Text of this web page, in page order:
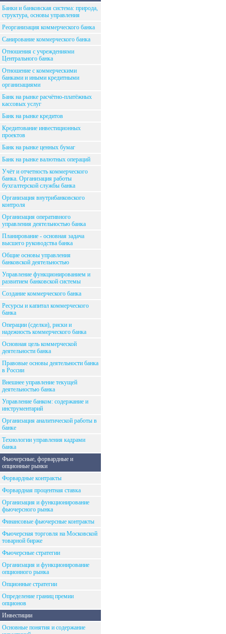
Банки и банковская система: природа,
структура, основы управления
Реорганизация коммерческого банка
Санирование коммерческого банка
Отношения с учреждениями
Центрального банка
Отношение с коммерческими
банками и иными кредитными
организациями
Банк на рынке расчётно-платёжных
кассовых услуг
Банк на рынке кредитов
Кредитование инвестиционных
проектов
Банк на рынке ценных бумаг
Банк на рынке валютных операций
Учёт и отчетность коммерческого
банка. Организация работы
бухгалтерской службы банка
Организация внутрибанковского
контроля
Организация оперативного
управления деятельностью банка
Планирование - основная задача
высшего руководства банка
Общие основы управления
банковской деятельностью
Управление функционированием и
развитием банковской системы
Создание коммерческого банка
Ресурсы и капитал коммерческого
банка
Операции (сделки), риски и
надежность коммерческого банка
Основная цель коммерческой
деятельности банка
Правовые основы деятельности банка
в России
Внешнее управление текущей
деятельностью банка
Управление банком: содержание и
инструментарий
Организация аналитической работы в
банке
Технологии управления кадрами
банка
Фьючерсные, форвардные и
опционные рынки
Форвардные контракты
Форвардная процентная ставка
Организация и функционирование
фьючерсного рынка
Финансовые фьючерсные контракты
Фьючерсная торговля на Московской
товарной бирже
Фьючерсные стратегии
Организация и функционирование
опционного рынка
Опционные стратегии
Определение границ премии
опционов
Инвестиции
Основные понятия и содержание